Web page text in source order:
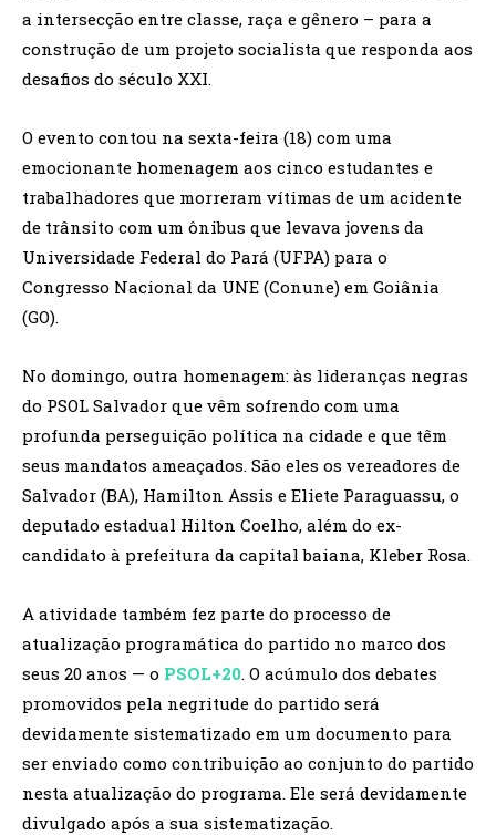
a intersecção entre classe, raça e gênero – para a
construção de um projeto socialista que responda aos
desafios do século XXI.
O evento contou na sexta-feira (18) com uma
emocionante homenagem aos cinco estudantes e
trabalhadores que morreram vítimas de um acidente
de trânsito com um ônibus que levava jovens da
Universidade Federal do Pará (UFPA) para o
Congresso Nacional da UNE (Conune) em Goiânia
(GO).
No domingo, outra homenagem: às lideranças negras
do PSOL Salvador que vêm sofrendo com uma
profunda perseguição política na cidade e que têm
seus mandatos ameaçados. São eles os vereadores de
Salvador (BA), Hamilton Assis e Eliete Paraguassu, o
deputado estadual Hilton Coelho, além do ex-
candidato à prefeitura da capital baiana, Kleber Rosa.
A atividade também fez parte do processo de
atualização programática do partido no marco dos
seus 20 anos — o PSOL+20. O acúmulo dos debates
promovidos pela negritude do partido será
devidamente sistematizado em um documento para
ser enviado como contribuição ao conjunto do partido
nesta atualização do programa. Ele será devidamente
divulgado após a sua sistematização.